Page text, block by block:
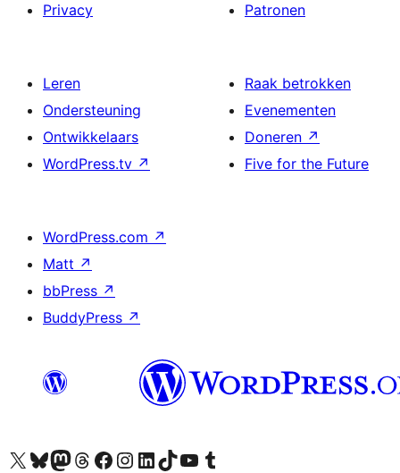
Privacy
Patronen
Leren
Ondersteuning
Ontwikkelaars
WordPress.tv ↗
Raak betrokken
Evenementen
Doneren ↗
Five for the Future
WordPress.com ↗
Matt ↗
bbPress ↗
BuddyPress ↗
Bezoek ons X (voorheen Twitter) account
Bezoek ons Bluesky account
Bezoek ons Mastodon account
Bezoek ons Threads account
Onze Facebook pagina bezoeken
Bezoek ons Instagram account
Bezoek ons LinkedIn account
Bezoek ons TikTok account
Bezoek ons YouTube kanaalBezoek ons Tumblr account